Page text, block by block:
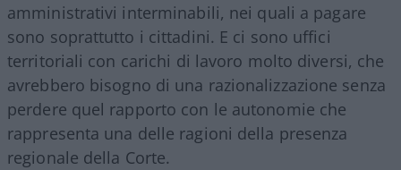
amministrativi interminabili, nei quali a pagare
sono soprattutto i cittadini. E ci sono uffici
territoriali con carichi di lavoro molto diversi, che
avrebbero bisogno di una razionalizzazione senza
perdere quel rapporto con le autonomie che
rappresenta una delle ragioni della presenza
regionale della Corte.